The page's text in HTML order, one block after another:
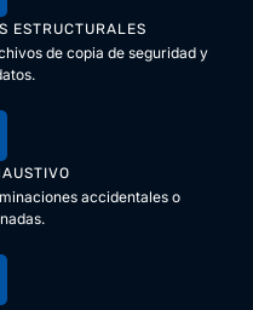
ESTRUCTURALES
de copia de seguridad y
accidentales o